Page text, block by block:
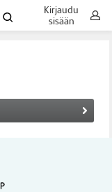
Kirjaudu
sisään